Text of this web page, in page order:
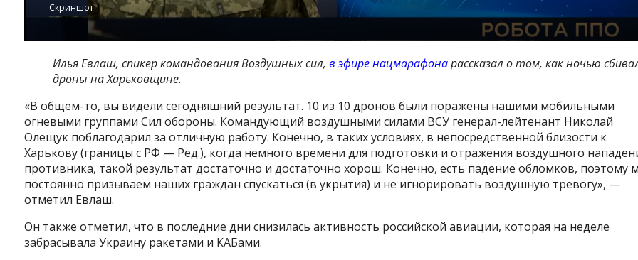
Скриншот
Илья Евлаш, спикер командования Воздушных сил, в эфире нацмарафонарассказал о том, как ночью
дроны на Харьковщине.
«В общем-то, вы видели сегодняшний результат. 10 из 10 дронов были поражены нашими мобильными
огневыми группами Сил обороны. Командующий воздушными силами ВСУ генерал-лейтенант Николай
Олещук поблагодарил за отличную работу. Конечно, в таких условиях, в непосредственной близости к
Харькову (границы с РФ — Ред.), когда немного времени для подготовки и отражения воздушного
противника, такой результат достаточно и достаточно хорош. Конечно, есть падение обломков, поэтому
постоянно призываем наших граждан спускаться (в укрытия) и не игнорировать воздушную тревогу», —
отметил Евлаш.
Он также отметил, что в последние дни снизилась активность российской авиации, которая на неделе
забрасывала Украину ракетами и КАБами.